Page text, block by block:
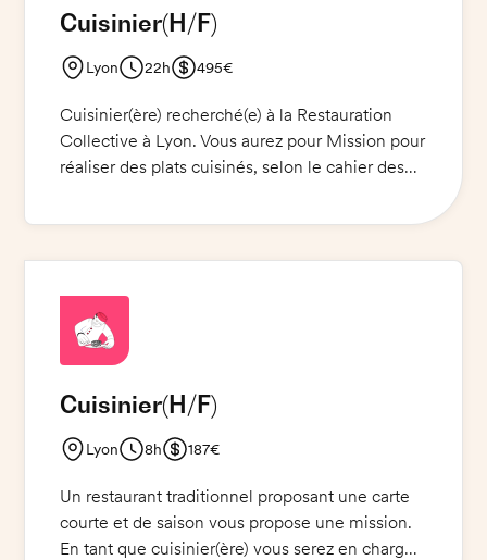
Cuisinier(H/F)
Lyon 22h 495€
Cuisinier(ère) recherché(e) à la Restauration
Collective à Lyon. Vous aurez pour Mission pour
réaliser des plats cuisinés, selon le cahier des
également veiller à la qualité des produits et à
exigées. Vous devez être vêtu(e) d'un pantalon
de cuisine, d'une veste de cuisine et de
chaussures de sécurité.
Cuisinier(H/F)
Lyon 8h 187€
Un restaurant traditionnel proposant une carte
courte et de saison vous propose une mission.
En tant que cuisinier(ère) vous serez en charge